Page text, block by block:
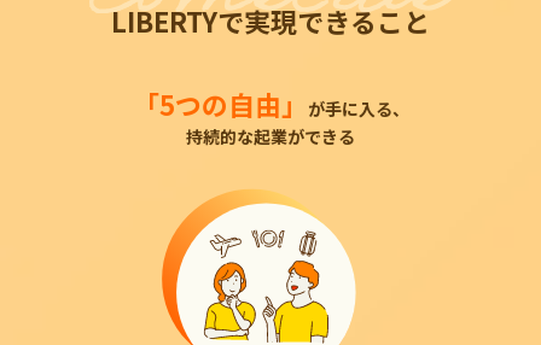
LIBERTYで実現できること
「5つの自由」
が手に入る、
持続的な起業ができる